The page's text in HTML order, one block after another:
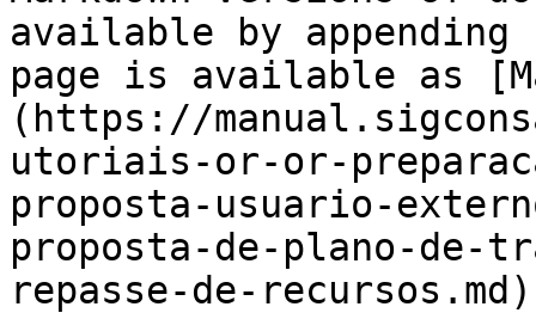
available by
page is available as
(https://
utoriais-or-or-
proposta-usuario-
proposta-de-plano-de-
repasse-de-